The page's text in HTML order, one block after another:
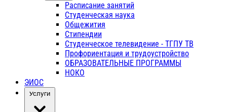
Расписание занятий
Студенческая наука
Общежития
Стипендии
Студенческое телевидение - ТГПУ ТВ
Профориентация и трудоустройство
ОБРАЗОВАТЕЛЬНЫЕ ПРОГРАММЫ
НОКО
ЭИОС
Услуги